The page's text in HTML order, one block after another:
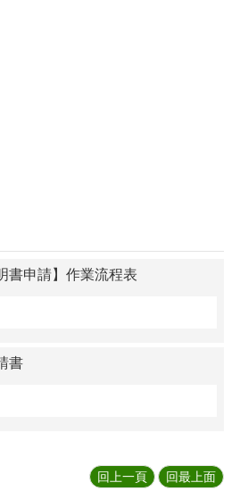
書申請】作業流程表
書
回上一頁 回最上面